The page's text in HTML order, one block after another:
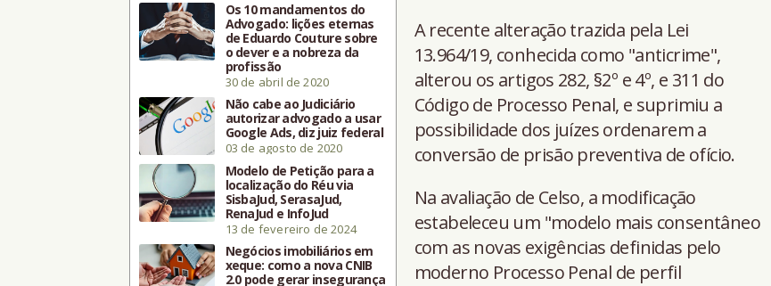
Os 10 mandamentos do
Advogado: lições eternas
de Eduardo Couture sobre
o dever e a nobreza da
profissão
30 de abril de 2020
Não cabe ao Judiciário
autorizar advogado a usar
Google Ads, diz juiz federal
03 de agosto de 2020
Modelo de Petição para a
localização do Réu via
SisbaJud, SerasaJud,
RenaJud e InfoJud
13 de fevereiro de 2024
Negócios imobiliários em
xeque: como a nova CNIB
2.0 pode gerar insegurança
A recente alteração trazida pela Lei
13.964/19, conhecida como "anticrime",
alterou os artigos 282, §2º e 4º, e 311 do
Código de Processo Penal, e suprimiu a
possibilidade dos juízes ordenarem a
conversão de prisão preventiva de ofício.
Na avaliação de Celso, a modificação
estabeleceu um "modelo mais consentâneo
com as novas exigências definidas pelo
moderno Processo Penal de perfil